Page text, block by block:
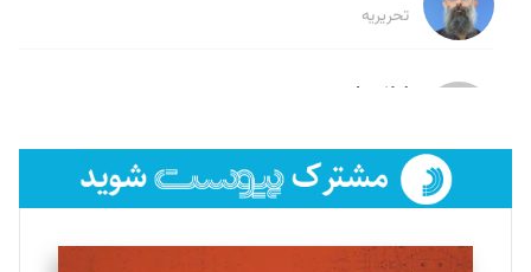
تحریریه
لیلا حنارود
فائزه فتحی رستمی
تحریریه